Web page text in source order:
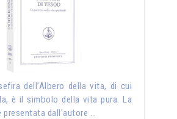
dell’Albero della vita, di cui
è il simbolo della vita pura. La
presentata dall'autore …